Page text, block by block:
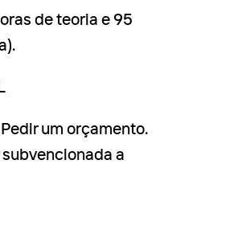
de teoria e 95
Pedir um orçamento.
a